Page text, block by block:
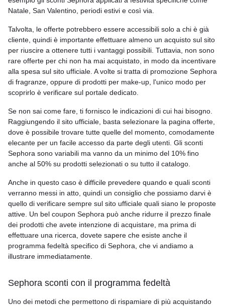
Natale, San Valentino, periodi estivi e così via.
Talvolta, le offerte potrebbero essere accessibili solo a chi è già
cliente, quindi è importante effettuare almeno un acquisto sul sito
per riuscire a ottenere tutti i vantaggi possibili. Tuttavia, non sono
rare offerte per chi non ha mai acquistato, in modo da incentivare
alla spesa sul sito ufficiale. A volte si tratta di promozione Sephora
di fragranze, oppure di prodotti per make-up, l'unico modo per
scoprirlo è verificare sul portale dedicato.
Se non sai come fare, ti fornisco le indicazioni di cui hai bisogno.
Raggiungendo il sito ufficiale, basta selezionare la pagina offerte,
dove è possibile trovare tutte quelle del momento, comodamente
elecante per un facile accesso da parte degli utenti. Gli sconti
Sephora sono variabili ma vanno da un minimo del 10% fino
anche al 50% su prodotti selezionati o su tutto il catalogo.
Anche in questo caso è difficile prevedere quando e quali sconti
verranno messi in atto, quindi un consiglio che possiamo darvi è
quello di verificare sempre sul sito ufficiale quali siano le proposte
attive. Un bel coupon Sephora può anche ridurre il prezzo finale
dei prodotti che avete intenzione di acquistare, ma prima di
effettuare una ricerca, dovete sapere che esiste anche il
programma fedeltà specifico di Sephora, che vi andiamo a
illustrare immediatamente.
Sephora sconti con il programma fedeltà
Uno dei metodi che permettono di rispamiare di più acquistando